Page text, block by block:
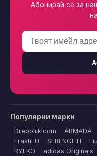
Абонирай се за
Популярни марки
Dreboliikicom ARMADA
FrashEU
SERENGETI
RYLKO
adidas Originals